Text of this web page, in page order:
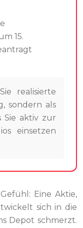
15.
realisierte
sondern als
Sie aktiv zur
einsetzen
Eine Aktie,
sich in die
Depot schmerzt.